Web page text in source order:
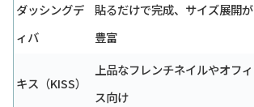
ダッシングデ
ィバ
貼るだけで完成、サイズ展開が
豊富
キス（KISS）
上品なフレンチネイルやオフィ
ス向け